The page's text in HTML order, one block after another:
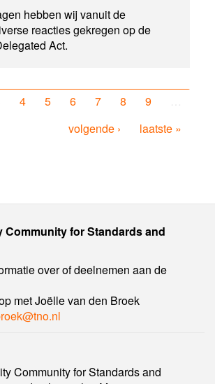
hebben wij vanuit de
reacties gekregen op de
Act.
4 5 6 7 8 9
…
volgende ›
laatste »
Community for Standards and
over of deelnemen aan de
met Joëlle van den Broek
Community for Standards and